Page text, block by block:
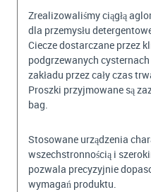
Zrealizowaliśmy ciągłą
dla przemysłu
Ciecze dostarczane przez
podgrzewanych
zakładu przez cały czas
Proszki przyjmowane są
bag.
Stosowane urządzenia
wszechstronnością i
pozwala precyzyjnie
wymagań produktu.